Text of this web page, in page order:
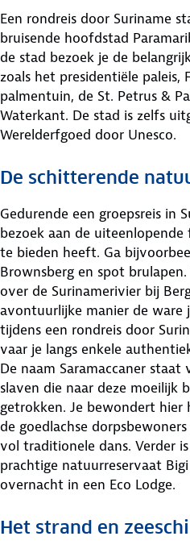
Een rondreis door Suriname
bruisende hoofdstad
de stad bezoek je de
zoals het presidentiële paleis,
palmentuin, de St. Petrus &
Waterkant. De stad is zelfs
Werelderfgoed door Unesco.
De schitterende
Gedurende een groepsreis in
bezoek aan de
te bieden heeft. Ga
Brownsberg en spot
over de Surinamerivier bij
avontuurlijke manier de ware
tijdens een rondreis door
vaar je langs enkele
De naam Saramaccaner
slaven die naar deze moeilijk
getrokken. Je bewondert
de goedlachse
vol traditionele dans. Verder
prachtige natuurreservaat
overnacht in een Eco Lodge.
Het strand en